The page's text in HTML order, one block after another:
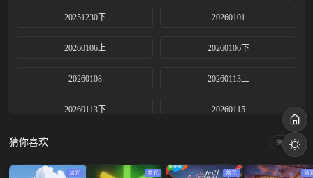
20251230下 20260101
20260106上 20260106下
20260108 20260113上
20260113下 20260115
20260120 20260121
猜你喜欢 换一换
蓝光 蓝光 蓝光 蓝